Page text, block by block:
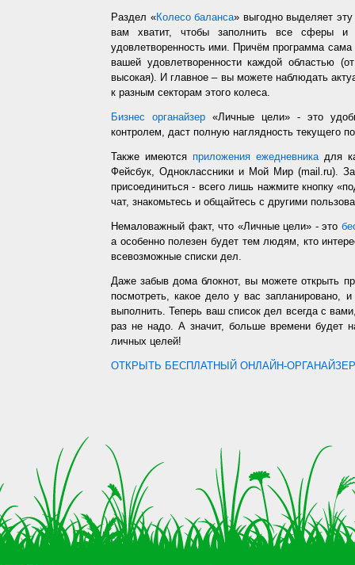
Раздел «Колесо баланса» выгодно выделяет
вам хватит, чтобы заполнить все сферы и
удовлетворенность ими. Причём программа
вашей удовлетворенности каждой областью
высокая). И главное – вы можете наблюдать
к разным секторам этого колеса.
Бизнес органайзер «Личные цели» - это
контролем, даст полную наглядность текущего
Также имеются приложения ежедневникадля
Фейсбук, Одноклассники и Мой Мир (mail.ru).
присоединиться - всего лишь нажмите кнопку
чат, знакомьтесь и общайтесь с другими
Немаловажный факт, что «Личные цели» - это
а особенно полезен будет тем людям, кто
всевозможные списки дел.
Даже забыв дома блокнот, вы можете открыть
посмотреть, какое дело у вас запланировано,
выполнить. Теперь ваш список дел всегда с
раз не надо. А значит, больше времени будет
личных целей!
ОТКРЫТЬ БЕСПЛАТНЫЙ ОНЛАЙН-